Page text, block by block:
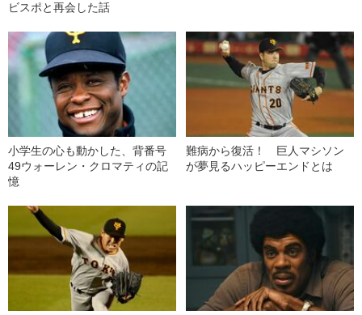
ビスポと再会した話
小学生の心も動かした、背番号
49ウォーレン・クロマティの記
憶
難病から復活！ 巨人マシソン
が夢見るハッピーエンドとは